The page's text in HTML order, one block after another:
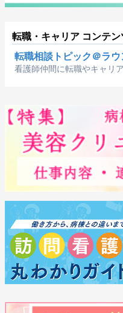
転職・キャリア コンテ
転職相談トピック＠ラ
看護師仲間に転職やキャリ